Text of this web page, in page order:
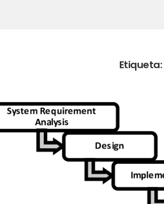
Etiqueta: